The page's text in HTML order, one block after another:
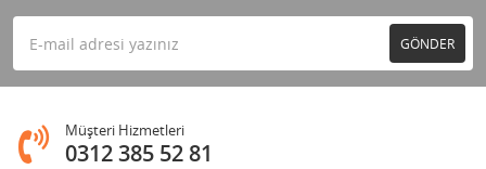
GÖNDER
Müşteri Hizmetleri
0312 385 52 81